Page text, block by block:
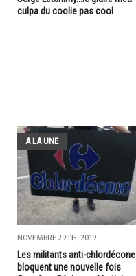
culpa du coolie pas cool
A LA UNE
NOVEMBRE 29TH, 2019
Les militants anti-chlordécone
bloquent une nouvelle fois